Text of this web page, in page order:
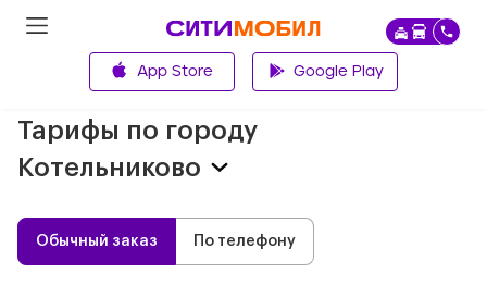
App Store Google Play
Тарифы по городу
Котельниково
Обычный заказ По телефону